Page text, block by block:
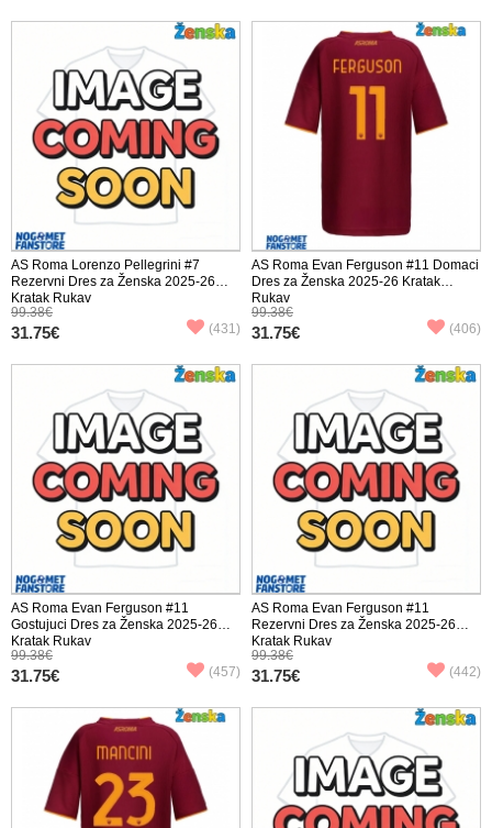
AS Roma Lorenzo Pellegrini #7
Rezervni Dres za Ženska 2025-26
Kratak Rukav
99.38€
31.75€ (431)
AS Roma Evan Ferguson #11 Domaci
Dres za Ženska 2025-26 Kratak
Rukav
99.38€
31.75€ (406)
AS Roma Evan Ferguson #11
Gostujuci Dres za Ženska 2025-26
Kratak Rukav
99.38€
31.75€ (457)
AS Roma Evan Ferguson #11
Rezervni Dres za Ženska 2025-26
Kratak Rukav
99.38€
31.75€ (442)